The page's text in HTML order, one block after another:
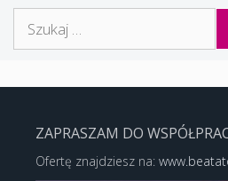
ZAPRASZAM DO
Ofertę znajdziesz na: